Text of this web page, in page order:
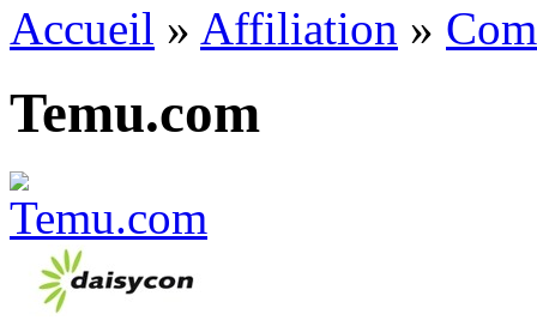
Accueil » Affiliation »
Temu.com